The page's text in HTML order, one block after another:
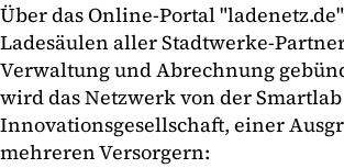
Über das Online-Portal
Ladesäulen aller Stadtwerke-
Verwaltung und Abrechnung
wird das Netzwerk von der Smartlab
Innovationsgesellschaft, einer
mehreren Versorgern: